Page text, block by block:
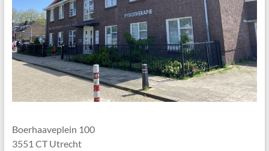
Boerhaaveplein 100
3551 CT Utrecht